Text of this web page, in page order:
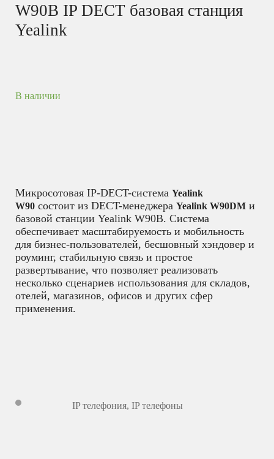
W90B IP DECT базовая станция
Yealink
В наличии
Микросотовая IP-DECT-система Yealink
W90 состоит из DECT-менеджера Yealink W90DM и
базовой станции Yealink W90B. Cистема
обеспечивает масштабируемость и мобильность
для бизнес-пользователей, бесшовный хэндовер и
роуминг, стабильную связь и простое
развертывание, что позволяет реализовать
несколько сценариев использования для складов,
отелей, магазинов, офисов и других сфер
применения.
IP телефония, IP телефоны